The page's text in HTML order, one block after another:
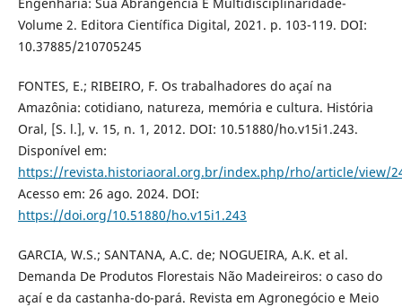
Volume 2. Editora Científica Digital, 2021. p. 103-119. DOI:
10.37885/210705245
FONTES, E.; RIBEIRO, F. Os trabalhadores do açaí na
Amazônia: cotidiano, natureza, memória e cultura. História
Oral, [S. l.], v. 15, n. 1, 2012. DOI: 10.51880/ho.v15i1.243.
Disponível em:
https://revista.historiaoral.org.br/index.php/rho/article/view/
Acesso em: 26 ago. 2024. DOI:
https://doi.org/10.51880/ho.v15i1.243
GARCIA, W.S.; SANTANA, A.C. de; NOGUEIRA, A.K. et al.
Demanda De Produtos Florestais Não Madeireiros: o caso do
açaí e da castanha-do-pará. Revista em Agronegócio e Meio